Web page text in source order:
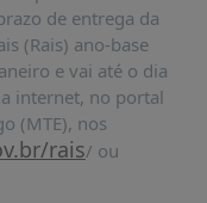
de entrega da
(Rais) ano-base
e vai até o dia
internet, no portal
(MTE), nos
rais/ ou